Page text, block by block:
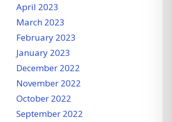
April 2023
March 2023
February 2023
January 2023
December 2022
November 2022
October 2022
September 2022